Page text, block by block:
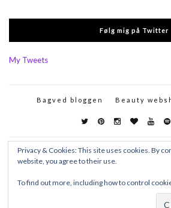
Følg mig på Twitter
My Tweets
Bagved bloggen Beauty
Privacy & Cookies: This site uses cookies. By
website, you agree to their use.
To find out more, including how to control